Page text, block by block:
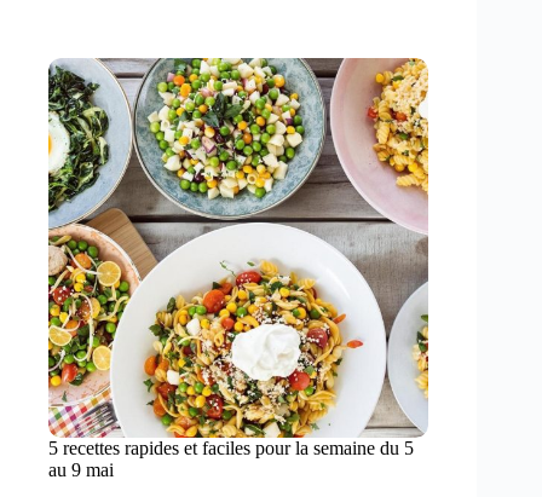
5 recettes rapides et faciles pour la semaine du 5
au 9 mai